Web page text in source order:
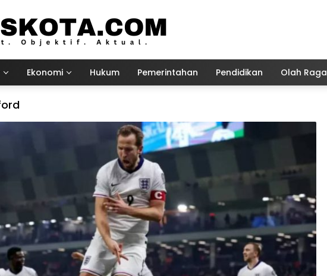
Ekonomi Hukum Pemerintahan Pendidikan Olah Raga